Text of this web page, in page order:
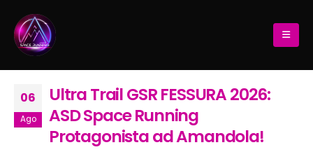
06
Ago
Ultra Trail GSR FESSURA 2026:
ASD Space Running
Protagonista ad Amandola!